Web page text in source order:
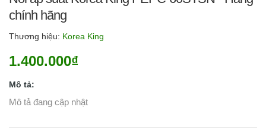
chính hãng
Thương hiệu: Korea King
1.400.000₫
Mô tả:
Mô tả đang cập nhật